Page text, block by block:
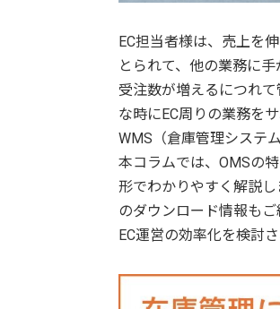
EC担当者様は、売上を
とられて、他の業務に
受注数が増えるにつれ
な時にEC周りの業務を
WMS（倉庫管理システム
本コラムでは、OMSの
形でわかりやすく解説
のダウンロード情報もご
EC運営の効率化を検討